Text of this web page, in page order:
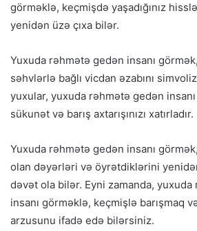
görməklə, keçmişdə yaşadığınız
yenidən üzə çıxa bilər.
Yuxuda rəhmətə gedən insanı
səhvlərlə bağlı vicdan əzabını
yuxular, yuxuda rəhmətə gedən
sükunət və barış axtarışınızı xatırladır.
Yuxuda rəhmətə gedən insanı
olan dəyərləri və öyrətdiklərini
dəvət ola bilər. Eyni zamanda,
insanı görməklə, keçmişlə barışmaq
arzusunu ifadə edə bilərsiniz.